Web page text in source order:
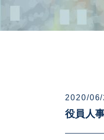
2020/06/
役員人